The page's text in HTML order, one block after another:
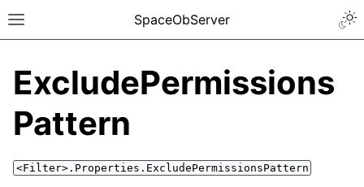
SpaceObServer
ExcludePermissions
Pattern
<Filter>.Properties.ExcludePermissionsPattern